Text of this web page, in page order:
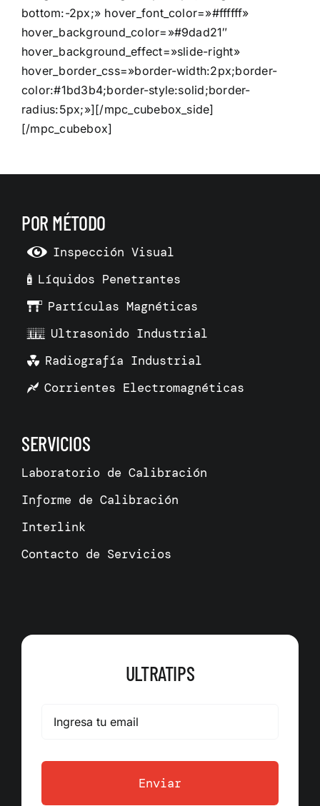
bottom:-2px;» hover_font_color=»#ffffff»
hover_background_color=»#9dad21″
hover_background_effect=»slide-right»
hover_border_css=»border-width:2px;border-
color:#1bd3b4;border-style:solid;border-
radius:5px;»][/mpc_cubebox_side]
[/mpc_cubebox]
POR MÉTODO
Inspección Visual
Líquidos Penetrantes
Partículas Magnéticas
Ultrasonido Industrial
Radiografía Industrial
Corrientes Electromagnéticas
SERVICIOS
Laboratorio de Calibración
Informe de Calibración
Interlink
Contacto de Servicios
ULTRATIPS
Enviar